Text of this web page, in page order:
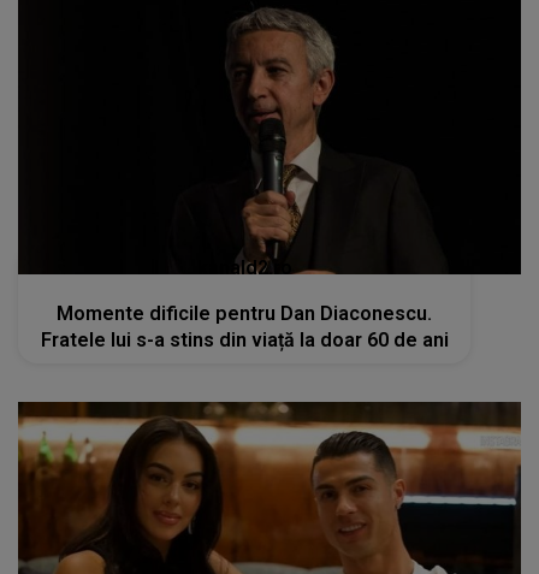
kanald2.ro
Momente dificile pentru Dan Diaconescu.
Fratele lui s-a stins din viață la doar 60 de ani